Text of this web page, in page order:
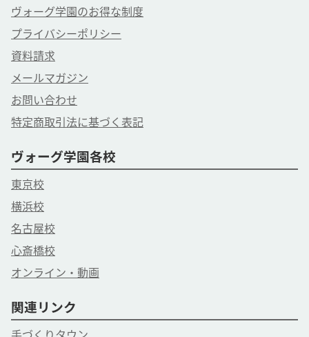
ヴォーグ学園のお得な制度
プライバシーポリシー
資料請求
メールマガジン
お問い合わせ
特定商取引法に基づく表記
ヴォーグ学園各校
東京校
横浜校
名古屋校
心斎橋校
オンライン・動画
関連リンク